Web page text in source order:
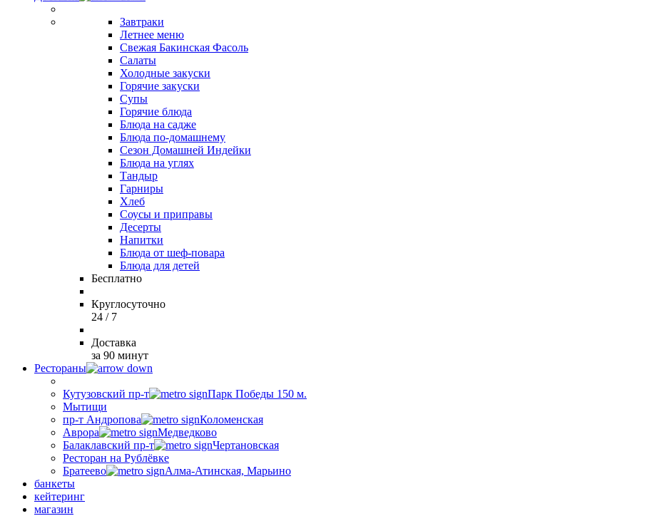
Завтраки
Летнее меню
Свежая Бакинская Фасоль
Салаты
Холодные закуски
Горячие закуски
Супы
Горячие блюда
Блюда на садже
Блюда по-домашнему
Сезон Домашней Индейки
Блюда на углях
Тандыр
Гарниры
Хлеб
Соусы и приправы
Десерты
Напитки
Блюда от шеф-повара
Блюда для детей
Бесплатно
Круглосуточно
24 / 7
Доставка
за 90 минут
Рестораны
Кутузовский пр-т
Парк Победы 150 м.
Мытищи
пр-т Андропова
Коломенская
Аврора
Медведково
Балаклавский пр-т
Чертановская
Ресторан на Рублёвке
Братеево
Алма-Атинская, Марьино
банкеты
кейтеринг
магазин